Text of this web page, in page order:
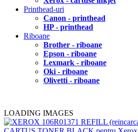
Printhead-uri
Canon - printhead
HP - printhead
Riboane
Brother - riboane
Epson - riboane
Lexmark - riboane
Oki - riboane
Olivetti - riboane
LOADING IMAGES